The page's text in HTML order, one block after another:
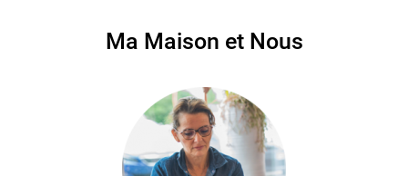
Ma Maison et Nous